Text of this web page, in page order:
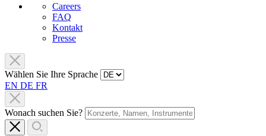
Careers
FAQ
Kontakt
Presse
Wählen Sie Ihre Sprache
EN DE FR
Wonach suchen Sie?